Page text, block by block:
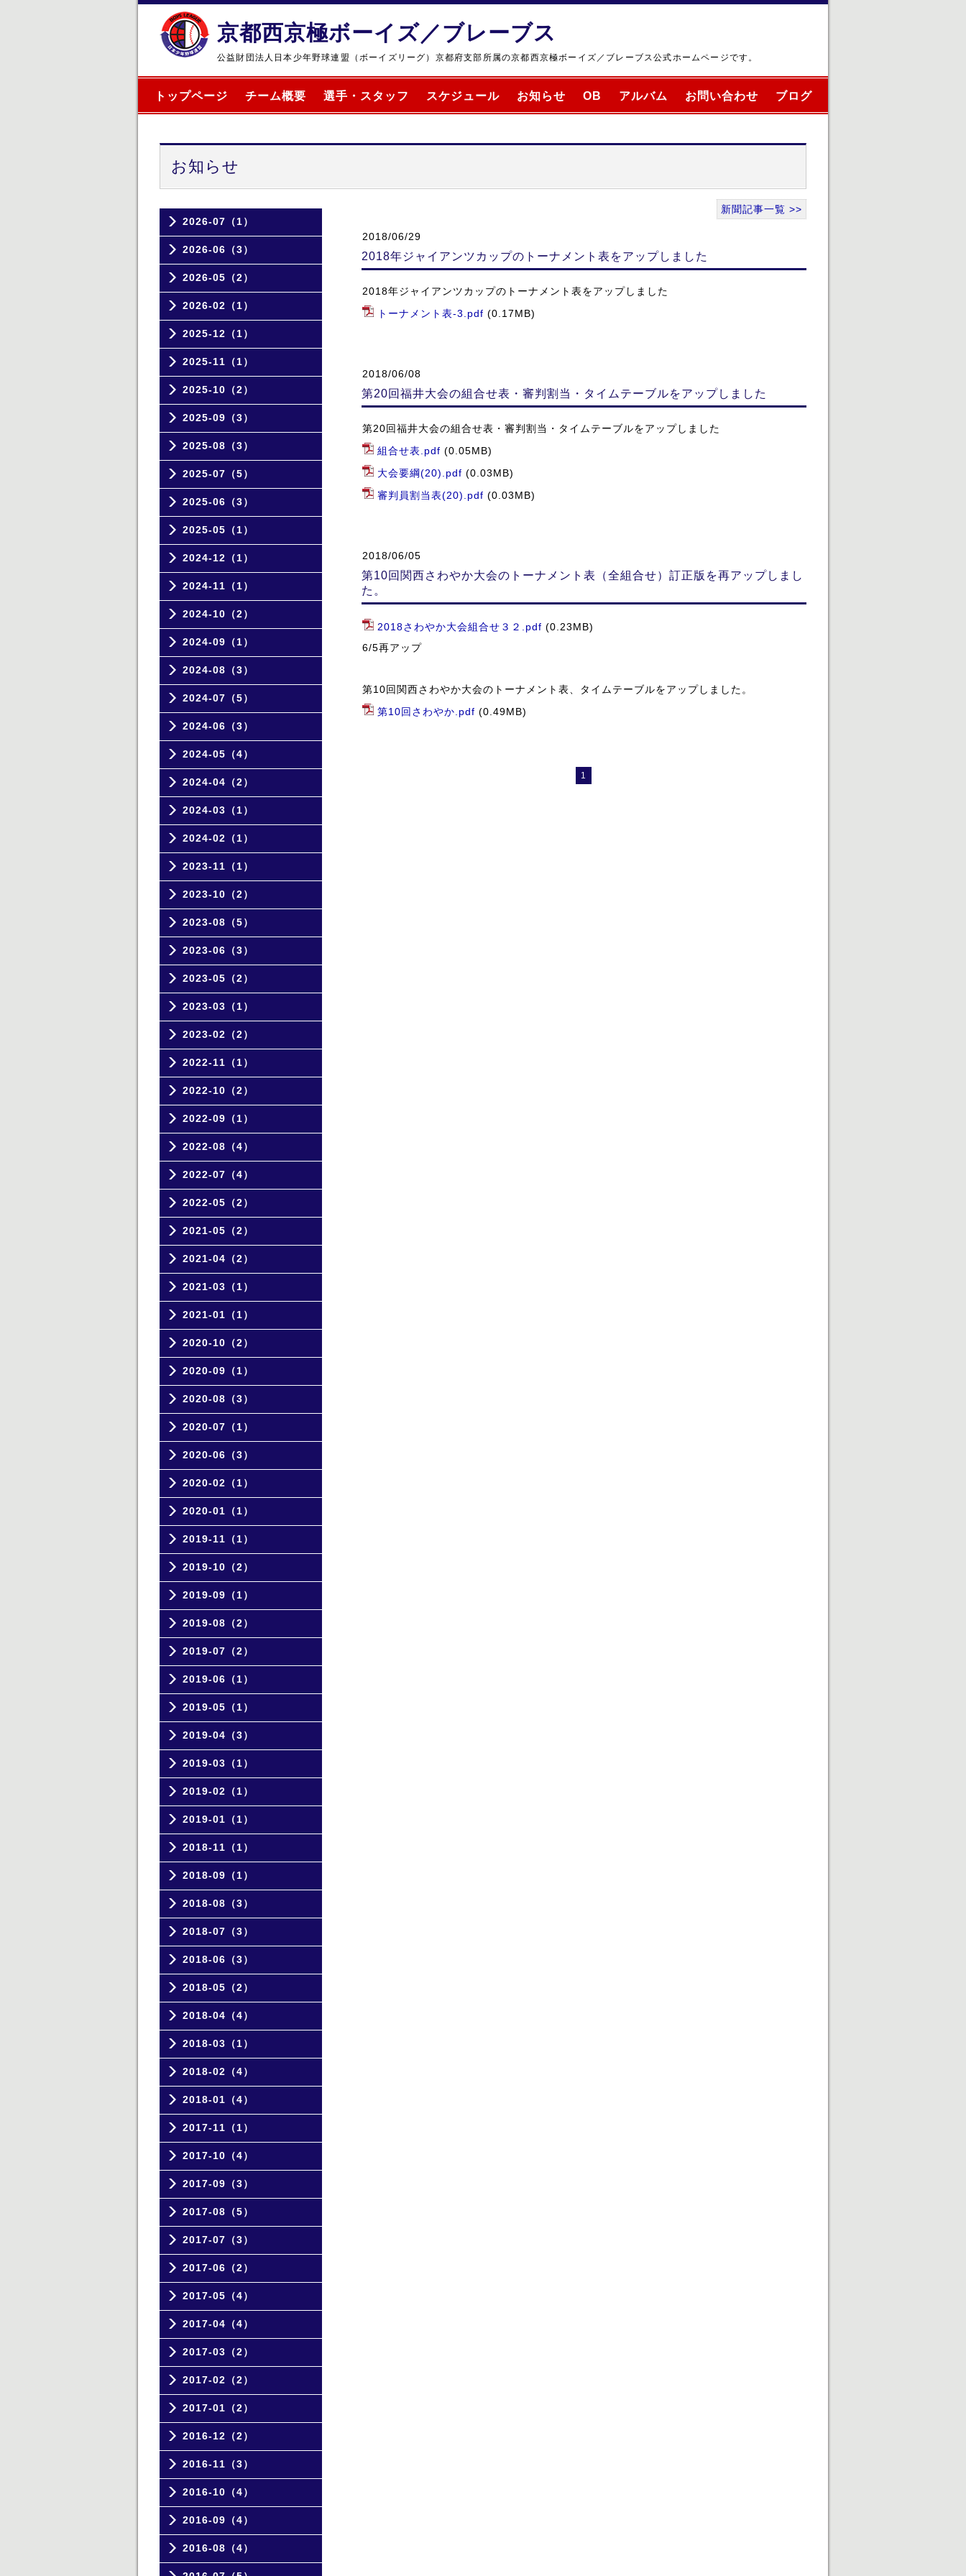
京都西京極ボーイズ／ブレーブス
公益財団法人日本少年野球連盟（ボーイズリーグ）京都府支部所属の京都西京極ボーイズ／ブレーブス公式ホームページです。
トップページ チーム概要 選手・スタッフ スケジュール お知らせ OB アルバム お問い合わせ ブログ
2026-07（1）
2026-06（3）
2026-05（2）
2026-02（1）
2025-12（1）
2025-11（1）
2025-10（2）
2025-09（3）
2025-08（3）
2025-07（5）
2025-06（3）
2025-05（1）
2024-12（1）
2024-11（1）
2024-10（2）
2024-09（1）
2024-08（3）
2024-07（5）
2024-06（3）
2024-05（4）
2024-04（2）
2024-03（1）
2024-02（1）
2023-11（1）
2023-10（2）
2023-08（5）
2023-06（3）
2023-05（2）
2023-03（1）
2023-02（2）
2022-11（1）
2022-10（2）
2022-09（1）
2022-08（4）
2022-07（4）
2022-05（2）
2021-05（2）
2021-04（2）
2021-03（1）
2021-01（1）
2020-10（2）
2020-09（1）
2020-08（3）
2020-07（1）
2020-06（3）
2020-02（1）
2020-01（1）
2019-11（1）
2019-10（2）
2019-09（1）
2019-08（2）
2019-07（2）
2019-06（1）
2019-05（1）
2019-04（3）
2019-03（1）
2019-02（1）
2019-01（1）
2018-11（1）
2018-09（1）
2018-08（3）
2018-07（3）
2018-06（3）
2018-05（2）
2018-04（4）
2018-03（1）
2018-02（4）
2018-01（4）
2017-11（1）
2017-10（4）
2017-09（3）
2017-08（5）
2017-07（3）
2017-06（2）
2017-05（4）
2017-04（4）
2017-03（2）
2017-02（2）
2017-01（2）
2016-12（2）
2016-11（3）
2016-10（4）
2016-09（4）
2016-08（4）
お知らせ
新聞記事一覧 >>
2018/06/29
2018年ジャイアンツカップのトーナメント表をアップしました
2018年ジャイアンツカップのトーナメント表をアップしました
トーナメント表-3.pdf (0.17MB)
2018/06/08
第20回福井大会の組合せ表・審判割当・タイムテーブルをアップしました
第20回福井大会の組合せ表・審判割当・タイムテーブルをアップしました
組合せ表.pdf (0.05MB)
大会要綱(20).pdf (0.03MB)
審判員割当表(20).pdf (0.03MB)
2018/06/05
第10回関西さわやか大会のトーナメント表（全組合せ）訂正版を再アップしまし
た。
2018さわやか大会組合せ３２.pdf (0.23MB)
6/5再アップ
第10回関西さわやか大会のトーナメント表、タイムテーブルをアップしました。
第10回さわやか.pdf (0.49MB)
1